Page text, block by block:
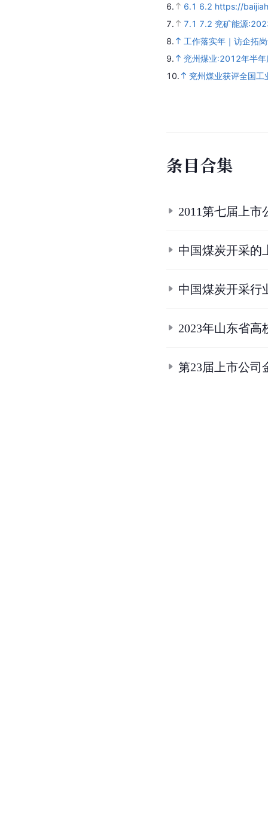
6.
6.1 6.2 https://
7.
7.1 7.2 兖矿能源
8.
工作落实年｜访企拓
9.
兖州煤业:2012年半年
10.
兖州煤业获评全国工
条目合集
2011第七届上市
中国煤炭开采的
中国煤炭开采行
2023年山东省高
第23届上市公司